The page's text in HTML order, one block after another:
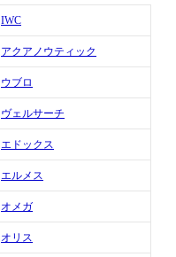
IWC
アクアノウティック
ウブロ
ヴェルサーチ
エドックス
エルメス
オメガ
オリス